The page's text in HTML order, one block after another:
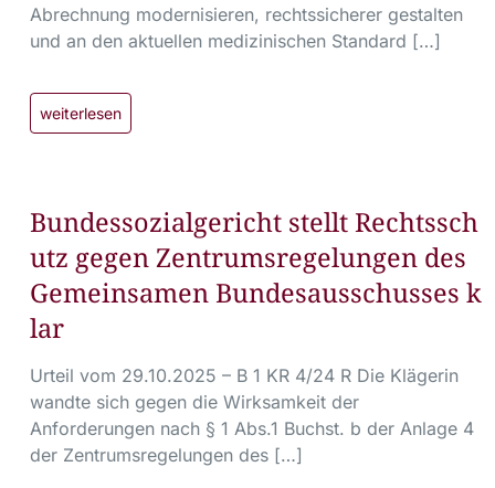
Abrechnung modernisieren, rechtssicherer gestalten
und an den aktuellen medizinischen Standard […]
weiterlesen
Bundessozialgericht stellt Rechtssch
utz gegen Zentrumsregelungen des
Gemeinsamen Bundesausschusses k
lar
Urteil vom 29.10.2025 – B 1 KR 4/24 R Die Klägerin
wandte sich gegen die Wirksamkeit der
Anforderungen nach § 1 Abs.1 Buchst. b der Anlage 4
der Zentrumsregelungen des […]